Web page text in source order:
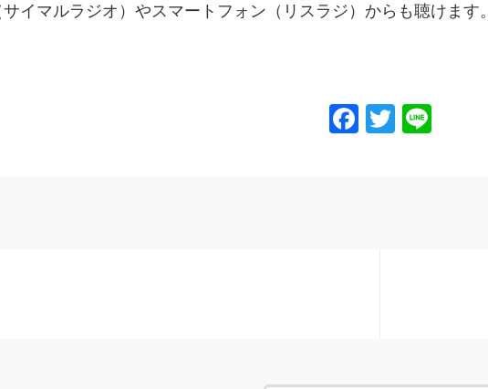
イマルラジオ）やスマートフォン（リスラジ）からも聴けます。
Facebook
Twitter